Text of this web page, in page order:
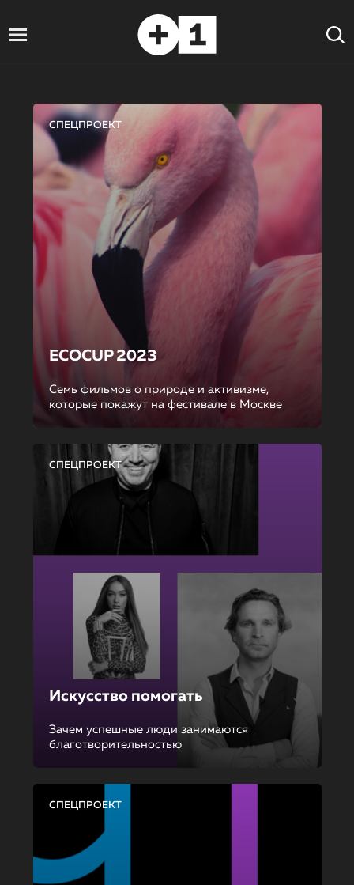
СПЕЦПРОЕКТ
ECOCUP 2023
Семь фильмов о природе и активизме,
которые покажут на фестивале в Москве
СПЕЦПРОЕКТ
Искусство помогать
Зачем успешные люди занимаются
благотворительностью
СПЕЦПРОЕКТ